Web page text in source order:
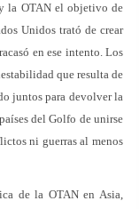
la OTAN el objetivo de
Unidos trató de crear
en ese intento. Los
que resulta de
juntos para devolver la
del Golfo de unirse
ni guerras al menos
de la OTAN en Asia,